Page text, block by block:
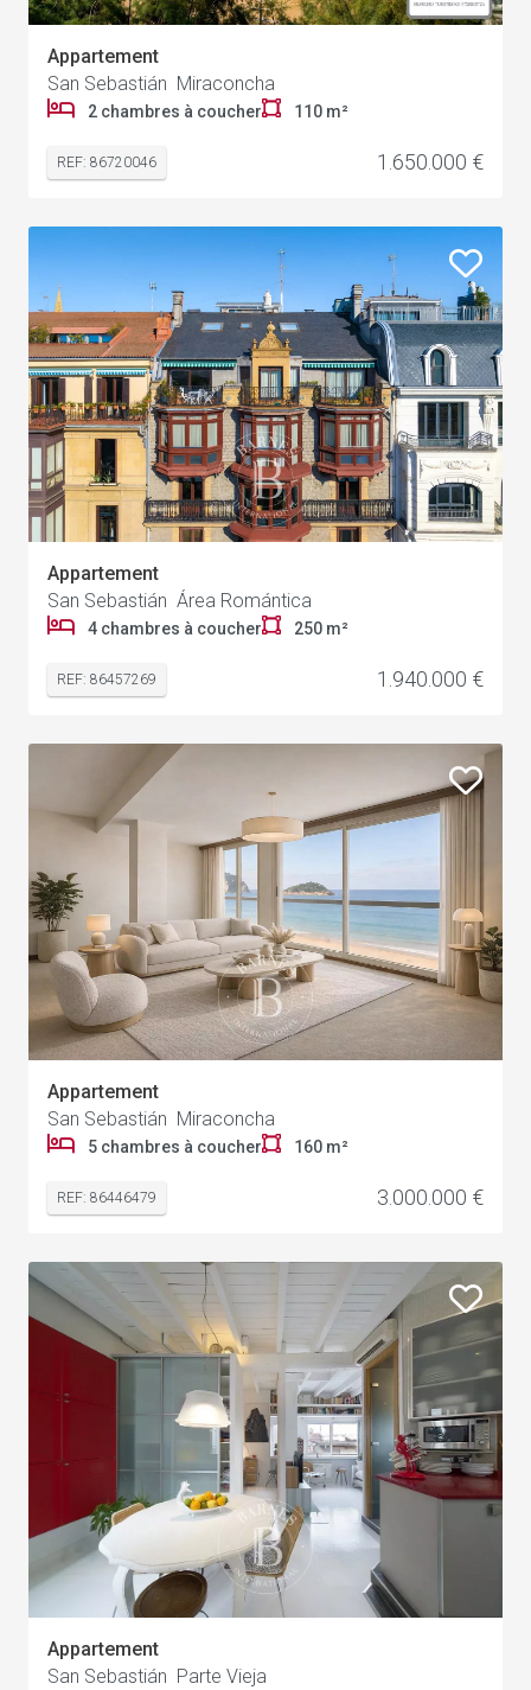
Appartement
San Sebastián Miraconcha
2 chambres à coucher 110 m²
REF: 86720046 1.650.000 €
Appartement
San Sebastián Área Romántica
4 chambres à coucher 250 m²
REF: 86457269 1.940.000 €
Appartement
San Sebastián Miraconcha
5 chambres à coucher 160 m²
REF: 86446479 3.000.000 €
Appartement
San Sebastián Parte Vieja